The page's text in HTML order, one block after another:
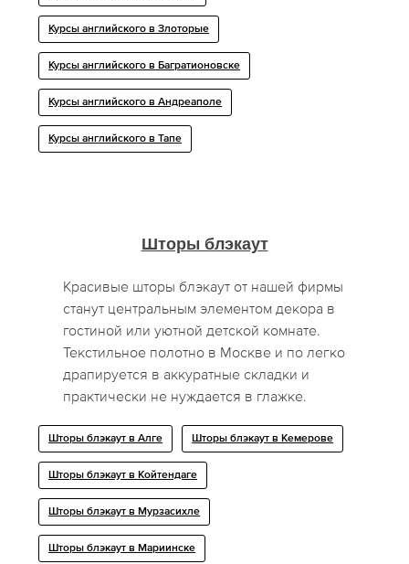
Курсы английского в Злоторые
Курсы английского в Багратионовске
Курсы английского в Андреаполе
Курсы английского в Тапе
Шторы блэкаут
Красивые шторы блэкаут от нашей фирмы
станут центральным элементом декора в
гостиной или уютной детской комнате.
Текстильное полотно в Москве и по легко
драпируется в аккуратные складки и
практически не нуждается в глажке.
Шторы блэкаут в Алге Шторы блэкаут в Кемерове
Шторы блэкаут в Койтендаге
Шторы блэкаут в Мурзасихле
Шторы блэкаут в Мариинске